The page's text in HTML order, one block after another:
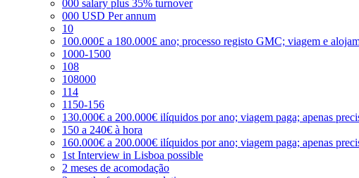
000 salary plus 35% turnover
000 USD Per annum
10
100.000£ a 180.000£ ano; processo registo GMC; viagem e
1000-1500
108
108000
114
1150-156
130.000€ a 200.000€ ilíquidos por ano; viagem paga; apenas
150 a 240€ à hora
160.000€ a 200.000€ ilíquidos por ano; viagem paga; apenas
1st Interview in Lisboa possible
2 meses de acomodação